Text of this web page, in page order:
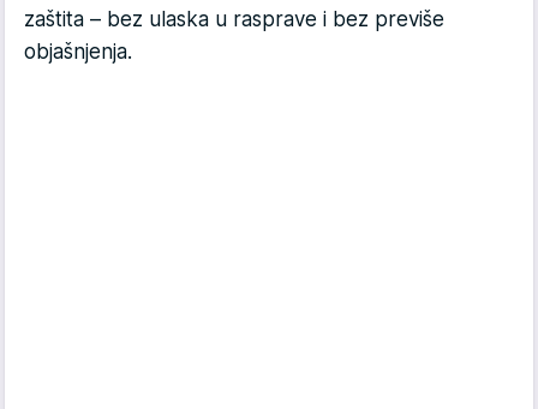
zaštita – bez ulaska u rasprave i bez previše
objašnjenja.